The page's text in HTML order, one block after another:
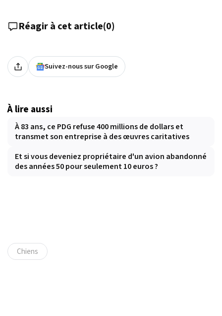
Réagir à cet article(0)
Suivez-nous sur Google
À lire aussi
À 83 ans, ce PDG refuse 400 millions de dollars et
transmet son entreprise à des œuvres caritatives
Et si vous deveniez propriétaire d'un avion abandonné
des années 50 pour seulement 10 euros ?
Chiens